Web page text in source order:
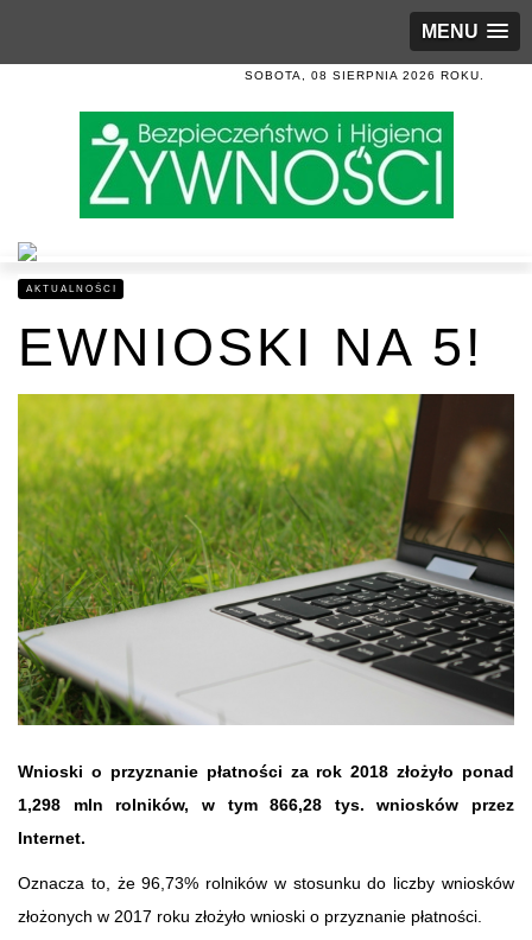
MENU
SOBOTA, 08 SIERPNIA 2026 ROKU.
AKTUALNOŚCI
EWNIOSKI NA 5!
Wnioski o przyznanie płatności za rok 2018 złożyło ponad
1,298 mln rolników, w tym 866,28 tys. wniosków przez
Internet.
Oznacza to, że 96,73% rolników w stosunku do liczby wniosków
złożonych w 2017 roku złożyło wnioski o przyznanie płatności.